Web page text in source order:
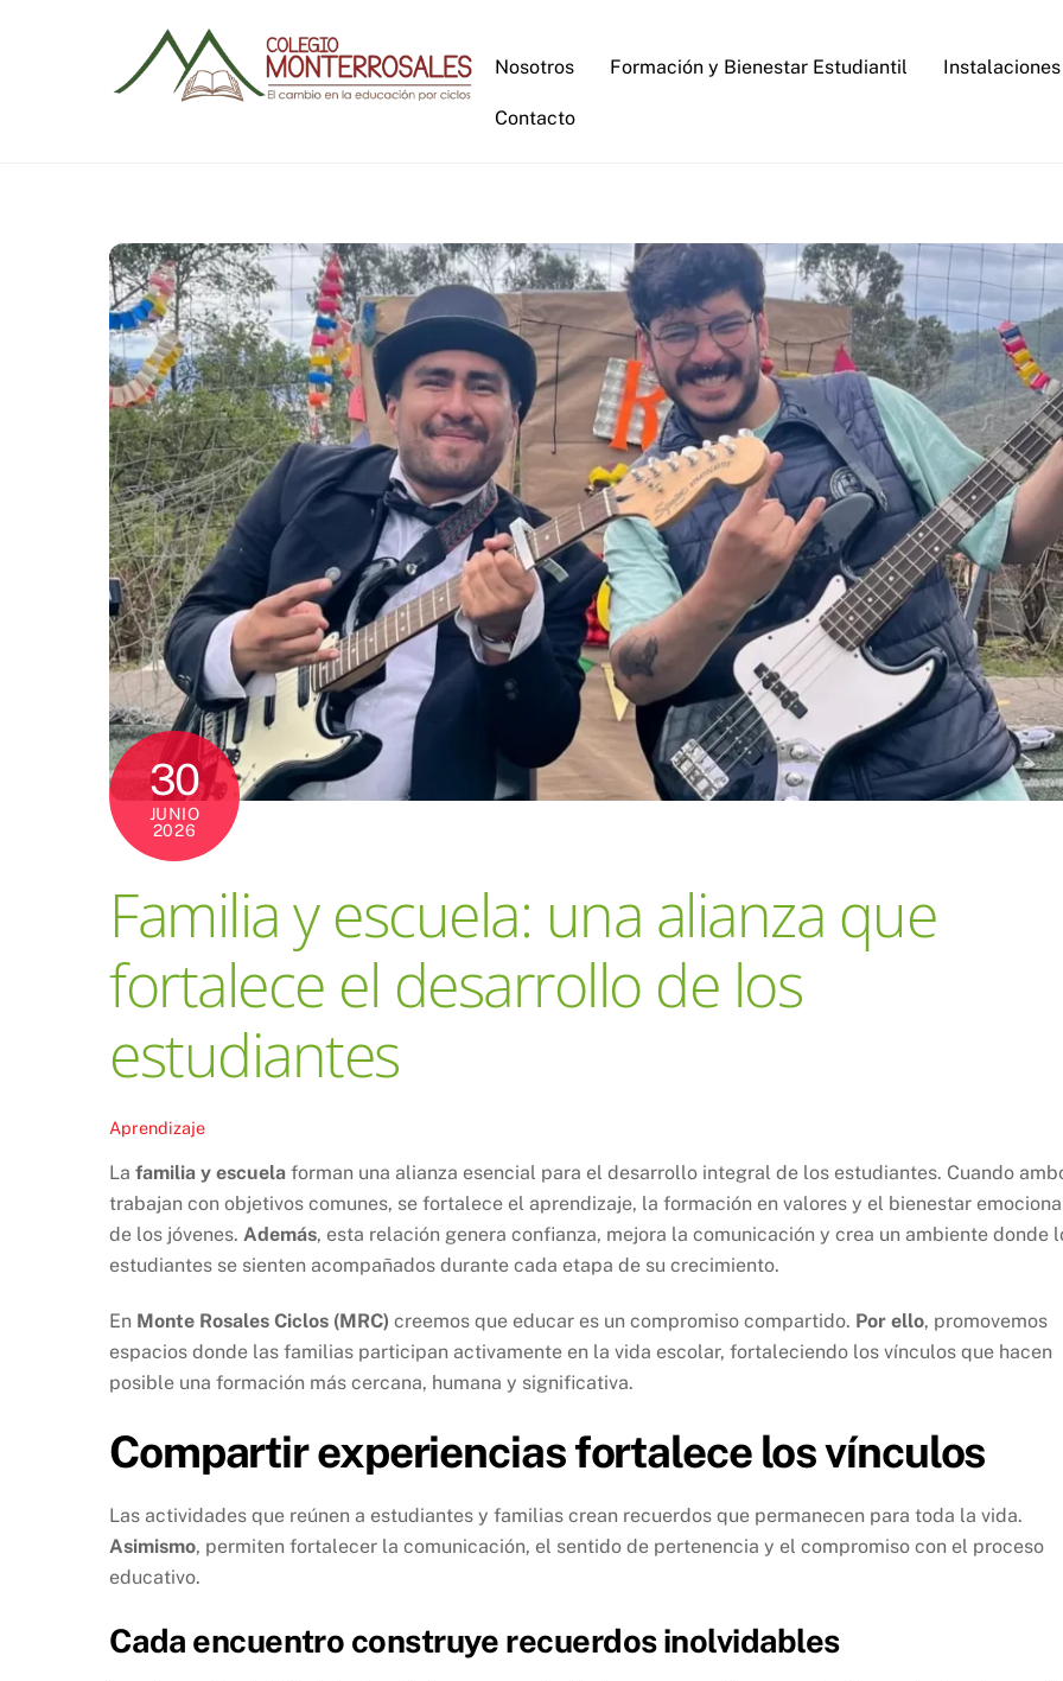
Nosotros Formación y Bienestar Estudiantil Instalaciones
Contacto
30
JUNIO
2026
Familia y escuela: una alianza que
fortalece el desarrollo de los
estudiantes
Aprendizaje
La familia y escuela forman una alianza esencial para el desarrollo integral de los estudiantes. Cuando
trabajan con objetivos comunes, se fortalece el aprendizaje, la formación en valores y el bienestar
de los jóvenes. Además, esta relación genera confianza, mejora la comunicación y crea un ambiente donde
estudiantes se sienten acompañados durante cada etapa de su crecimiento.
En Monte Rosales Ciclos (MRC) creemos que educar es un compromiso compartido. Por ello, promovemos
espacios donde las familias participan activamente en la vida escolar, fortaleciendo los vínculos que hacen
posible una formación más cercana, humana y significativa.
Compartir experiencias fortalece los vínculos
Las actividades que reúnen a estudiantes y familias crean recuerdos que permanecen para toda la vida.
Asimismo, permiten fortalecer la comunicación, el sentido de pertenencia y el compromiso con el proceso
educativo.
Cada encuentro construye recuerdos inolvidables